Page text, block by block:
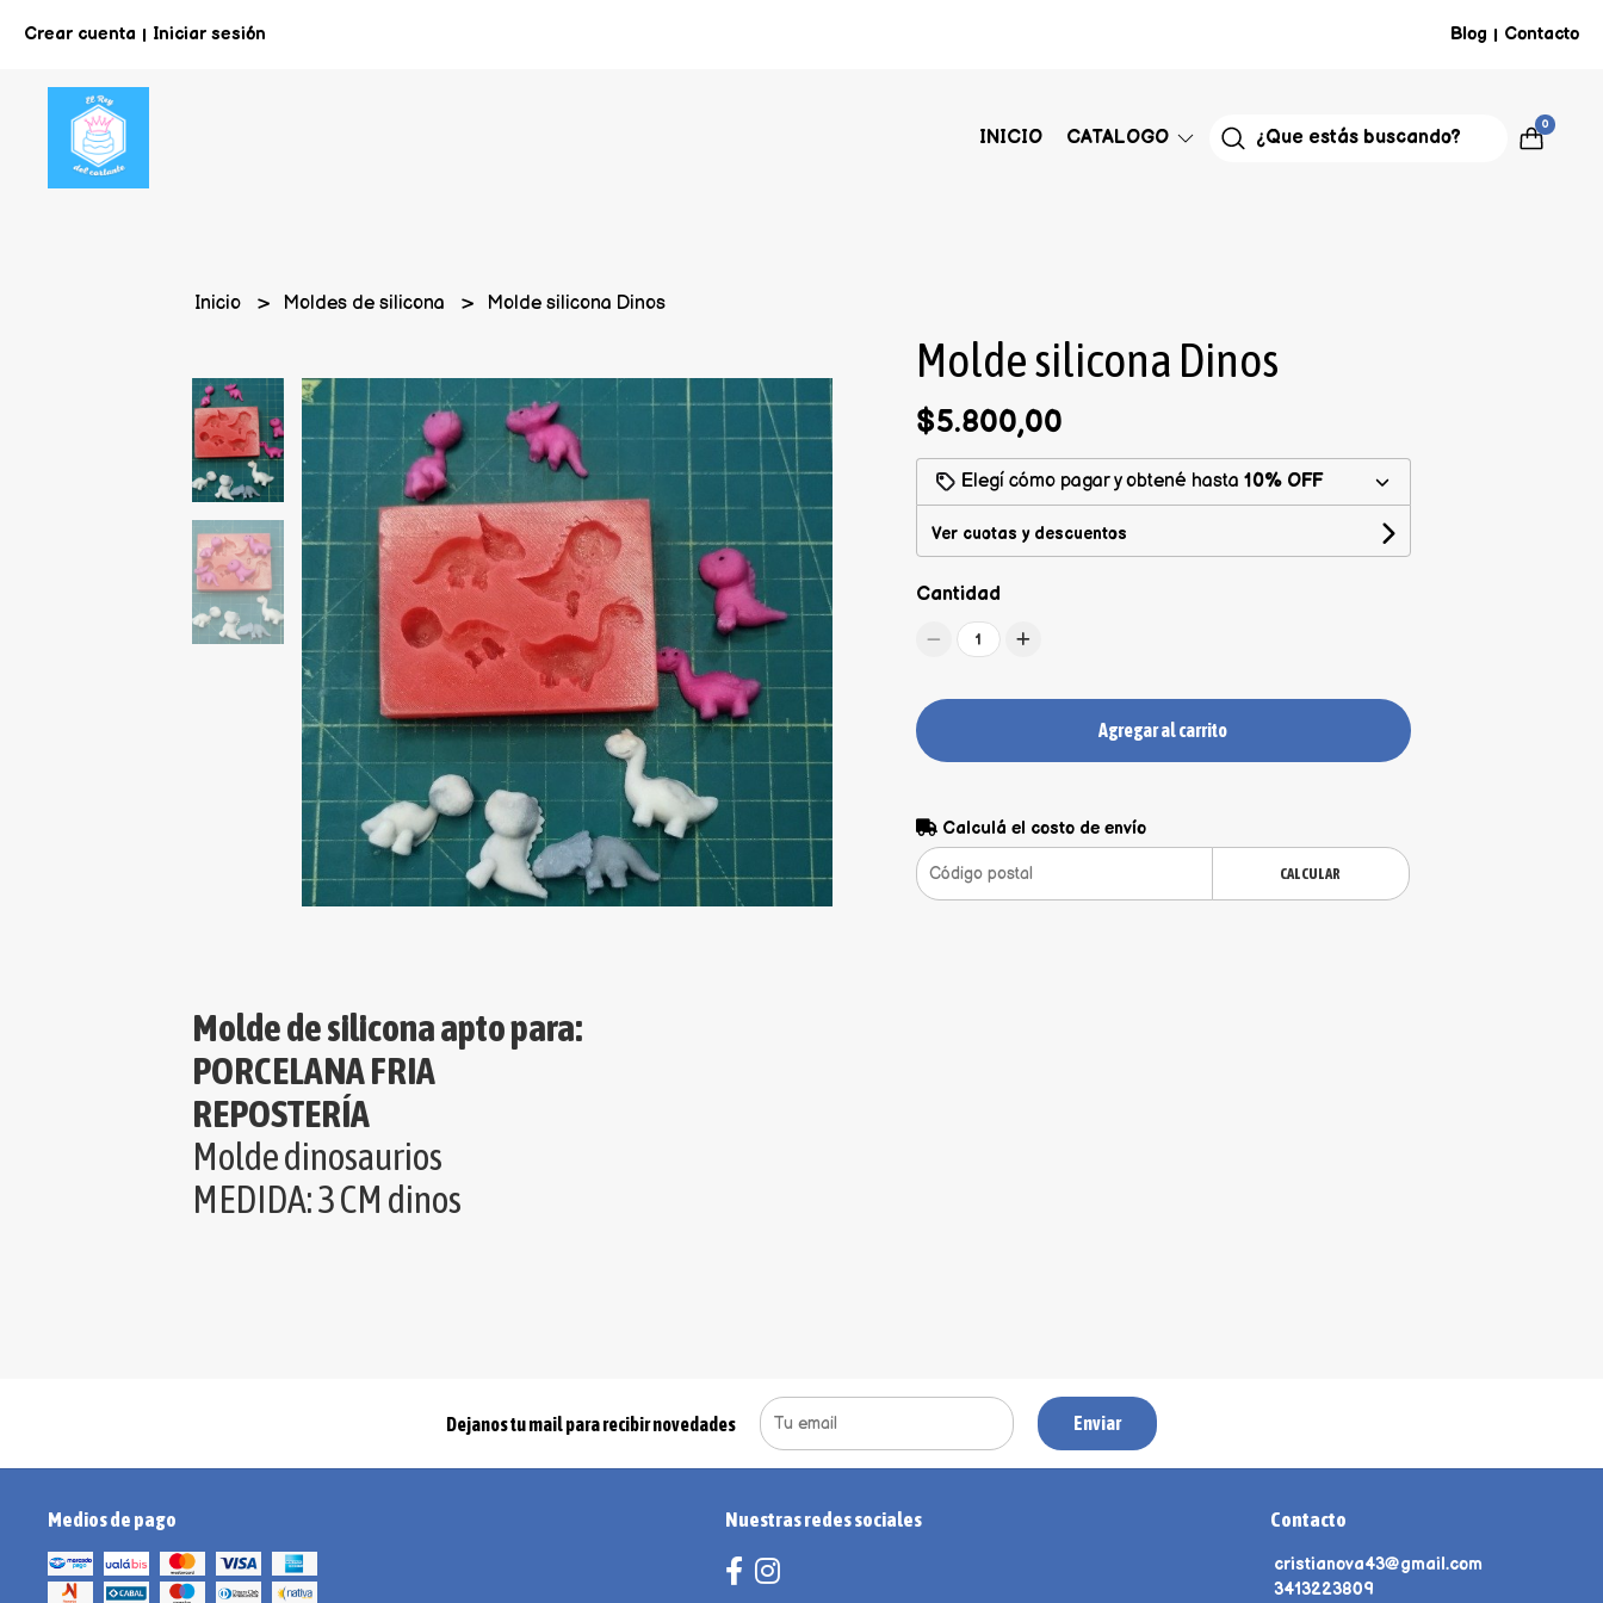
Crear cuenta | Iniciar sesión Blog | Contacto
INICIO CATALOGO
0
Inicio Moldes de silicona Molde silicona Dinos
Molde de silicona apto para:
PORCELANA FRIA
REPOSTERÍA
Molde dinosaurios
MEDIDA: 3 CM dinos
Molde silicona Dinos
$5.800,00
Elegí cómo pagar y obtené hasta 10% OFF
Ver cuotas y descuentos
Cantidad
1
Agregar al carrito
Calculá el costo de envío
CALCULAR
Dejanos tu mail para recibir novedades Enviar
Medios de pago Nuestras redes sociales Contacto
cristianova43@gmail.com
3413223809